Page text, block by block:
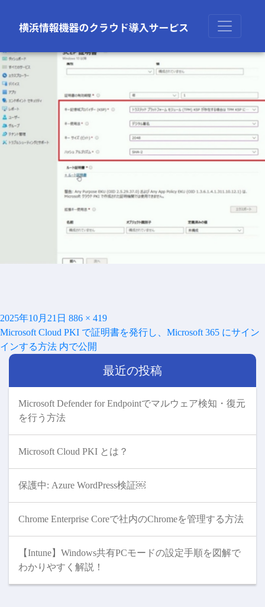
次の画像
投
稿
日:
2025年10月21日 フ
ル
サ
886 × 419
投
稿
ナ
Microsoft Cloud PKI で証明書を発行し、Microsoft 365 にサイン
インする方法 内で公開
最近の投稿
Microsoft Defender for Endpointでマルウェア検知・復元
を行う方法
Microsoft Cloud PKI とは？
保護中: Azure WordPress検証￼
Chrome Enterprise Coreで社内のChromeを管理する方法
【Intune】Windows共有PCモードの設定手順を図解で
わかりやすく解説！